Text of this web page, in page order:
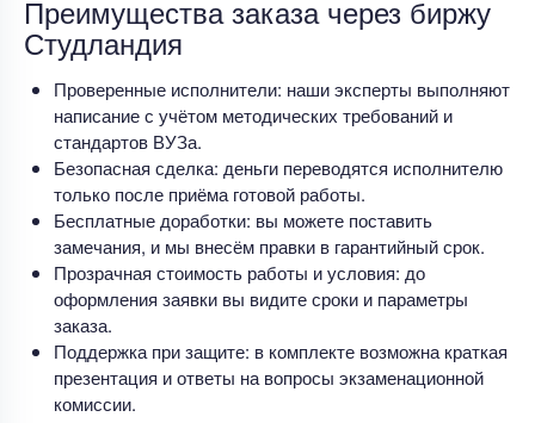
Преимущества заказа через биржу
Студландия
Проверенные исполнители: наши эксперты выполняют
написание с учётом методических требований и
стандартов ВУЗа.
Безопасная сделка: деньги переводятся исполнителю
только после приёма готовой работы.
Бесплатные доработки: вы можете поставить
замечания, и мы внесём правки в гарантийный срок.
Прозрачная стоимость работы и условия: до
оформления заявки вы видите сроки и параметры
заказа.
Поддержка при защите: в комплекте возможна краткая
презентация и ответы на вопросы экзаменационной
комиссии.